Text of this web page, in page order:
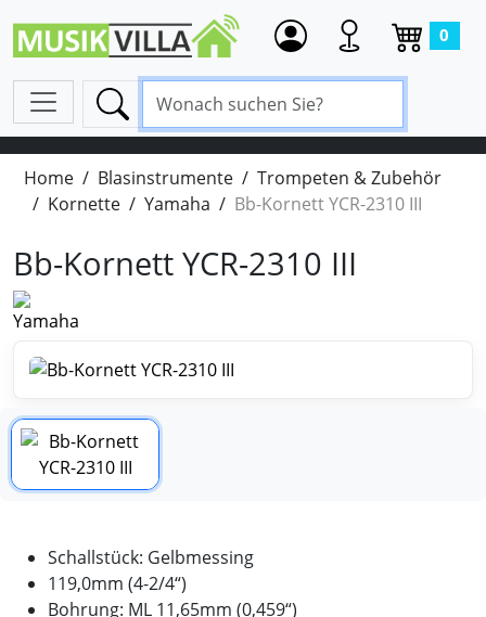
0
Home Blasinstrumente
Trompeten & Zubehör
Kornette
Yamaha Bb-Kornett YCR-2310 III
Bb-Kornett YCR-2310 III
Schallstück: Gelbmessing
119,0mm (4-2/4“)
Bohrung: ML 11,65mm (0,459“)